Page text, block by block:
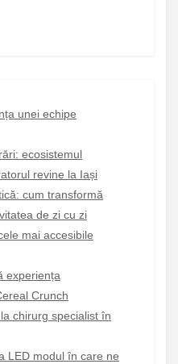
unei echipe
ecosistemul
revine la Iași
cum transformă
de zi cu zi
mai accesibile
experiența
Crunch
chirurg specialist în
LED modul în care ne